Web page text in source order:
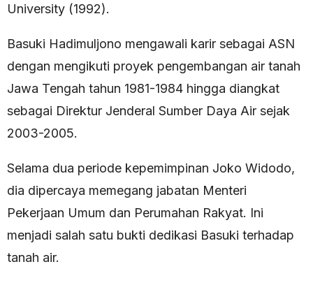
University (1992).
Basuki Hadimuljono mengawali karir sebagai ASN
dengan mengikuti proyek pengembangan air tanah
Jawa Tengah tahun 1981-1984 hingga diangkat
sebagai Direktur Jenderal Sumber Daya Air sejak
2003-2005.
Selama dua periode kepemimpinan Joko Widodo,
dia dipercaya memegang jabatan Menteri
Pekerjaan Umum dan Perumahan Rakyat. Ini
menjadi salah satu bukti dedikasi Basuki terhadap
tanah air.